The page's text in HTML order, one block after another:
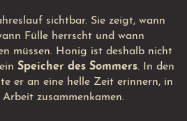
sichtbar. Sie zeigt, wann
Fülle herrscht und wann
müssen. Honig ist deshalb nicht
Speicher des Sommers. In den
er an eine helle Zeit erinnern, in
zusammenkamen.